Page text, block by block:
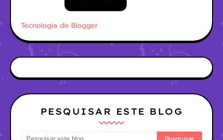
Tecnologia do Blogger
PESQUISAR ESTE BLOG